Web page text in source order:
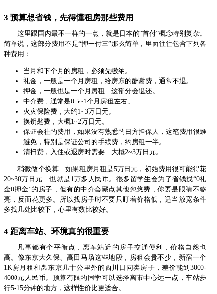
3 预算想省钱，先得懂租房那些费用
这里跟国内最不一样的一点，就是日本的“首付”概念特别复杂。
简单说，这部分费用不是“押一付三”那么简单，里面往往包含下列各
种费用：
当月和下个月的房租，必须先缴纳。
礼金，一般是一个月房租，给房东的酬谢费，通常不退。
押金，一般也是一个月房租，这部分会退还。
中介费，通常是0.5~1个月房租左右。
火灾保险费，大约1~3万日元。
换钥匙费，大概1~2万日元。
保证会社的费用，如果没有熟悉的日方担保人，这笔费用很难
避免，特别是保证公司的手续费，约房租一半。
清扫费，入住或退房时需要，大概2~3万日元。
稍微做个换算，如果租房月租是5万日元，初始费用很可能得花
20~30万日元，也就是1万多人民币。很多留学生会为了省钱找“0礼
金0押金”的房子，但有的中介会藏点其他忽悠费，你要是眼睛不够
亮，反而花更多。所以找房子时不要只盯着价格低，适当放宽条件
多找几处比较下，心里有数比较好。
4 距离车站、环境真的很重要
凡事都有个平衡点，离车站近的房子交通便利，价格自然也
高。像东京大久保、高田马场这些地段，房租会贵不少，新宿一个
1K房月租和离东京几十公里外的西川口同类房子，差价能到3000-
4000元人民币。预算有限的同学可以选择离市中心远一点，车站步
行5-15分钟的地方，这样性价比更适合。